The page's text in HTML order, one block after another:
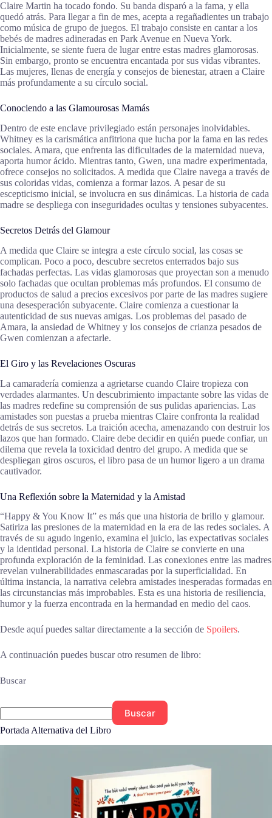
Claire Martin ha tocado fondo. Su banda disparó a la fama, y ella
quedó atrás. Para llegar a fin de mes, acepta a regañadientes un trabajo
como música de grupo de juegos. El trabajo consiste en cantar a los
bebés de madres adineradas en Park Avenue en Nueva York.
Inicialmente, se siente fuera de lugar entre estas madres glamorosas.
Sin embargo, pronto se encuentra encantada por sus vidas vibrantes.
Las mujeres, llenas de energía y consejos de bienestar, atraen a Claire
más profundamente a su círculo social.
Conociendo a las Glamourosas Mamás
Dentro de este enclave privilegiado están personajes inolvidables.
Whitney es la carismática anfitriona que lucha por la fama en las redes
sociales. Amara, que enfrenta las dificultades de la maternidad nueva,
aporta humor ácido. Mientras tanto, Gwen, una madre experimentada,
ofrece consejos no solicitados. A medida que Claire navega a través de
sus coloridas vidas, comienza a formar lazos. A pesar de su
escepticismo inicial, se involucra en sus dinámicas. La historia de cada
madre se despliega con inseguridades ocultas y tensiones subyacentes.
Secretos Detrás del Glamour
A medida que Claire se integra a este círculo social, las cosas se
complican. Poco a poco, descubre secretos enterrados bajo sus
fachadas perfectas. Las vidas glamorosas que proyectan son a menudo
solo fachadas que ocultan problemas más profundos. El consumo de
productos de salud a precios excesivos por parte de las madres sugiere
una desesperación subyacente. Claire comienza a cuestionar la
autenticidad de sus nuevas amigas. Los problemas del pasado de
Amara, la ansiedad de Whitney y los consejos de crianza pesados de
Gwen comienzan a afectarle.
El Giro y las Revelaciones Oscuras
La camaradería comienza a agrietarse cuando Claire tropieza con
verdades alarmantes. Un descubrimiento impactante sobre las vidas de
las madres redefine su comprensión de sus pulidas apariencias. Las
amistades son puestas a prueba mientras Claire confronta la realidad
detrás de sus secretos. La traición acecha, amenazando con destruir los
lazos que han formado. Claire debe decidir en quién puede confiar, un
dilema que revela la toxicidad dentro del grupo. A medida que se
despliegan giros oscuros, el libro pasa de un humor ligero a un drama
cautivador.
Una Reflexión sobre la Maternidad y la Amistad
“Happy & You Know It” es más que una historia de brillo y glamour.
Satiriza las presiones de la maternidad en la era de las redes sociales. A
través de su agudo ingenio, examina el juicio, las expectativas sociales
y la identidad personal. La historia de Claire se convierte en una
profunda exploración de la feminidad. Las conexiones entre las madres
revelan vulnerabilidades enmascaradas por la superficialidad. En
última instancia, la narrativa celebra amistades inesperadas formadas en
las circunstancias más improbables. Esta es una historia de resiliencia,
humor y la fuerza encontrada en la hermandad en medio del caos.
Desde aquí puedes saltar directamente a la sección de Spoilers.
A continuación puedes buscar otro resumen de libro:
Buscar
Buscar
Portada Alternativa del Libro